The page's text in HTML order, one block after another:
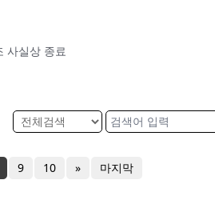
사실상 종료
9 10 » 마지막